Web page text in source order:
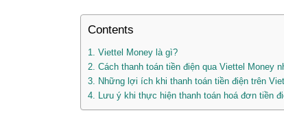
Contents
1. Viettel Money là gì?
2. Cách thanh toán tiền điện qua Viettel Money
3. Những lợi ích khi thanh toán tiền điện trên
4. Lưu ý khi thực hiện thanh toán hoá đơn tiền